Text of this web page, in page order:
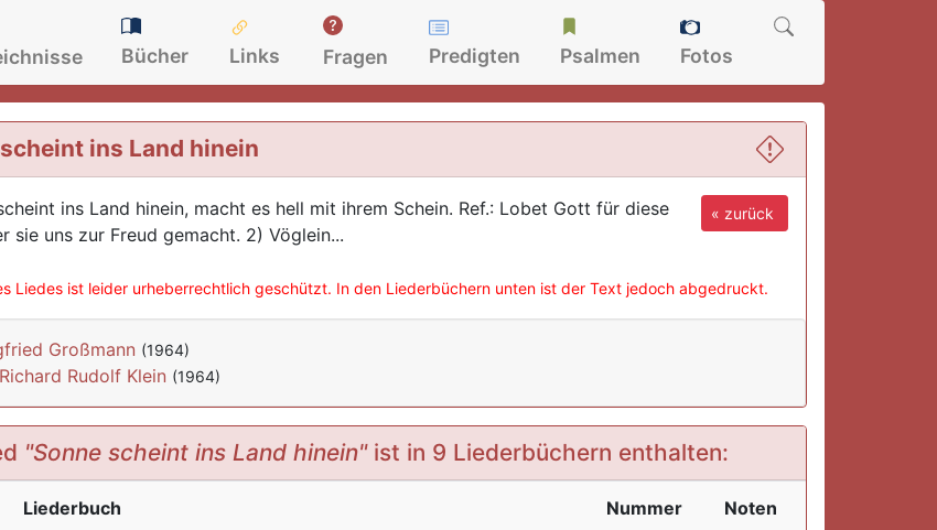
Bücher Links Fragen Predigten Psalmen Fotos
ins Land hinein
« zurück
ins Land hinein, macht es hell mit ihrem Schein. Ref.: Lobet Gott für diese
sie uns zur Freud gemacht. 2) Vöglein...
Liedes ist leider urheberrechtlich geschützt. In den Liederbüchern unten ist der Text jedoch abgedruckt.
Großmann (1964)
Richard Rudolf Klein (1964)
"Sonne scheint ins Land hinein"ist in 9 Liederbüchern enthalten:
Liederbuch Nummer Noten